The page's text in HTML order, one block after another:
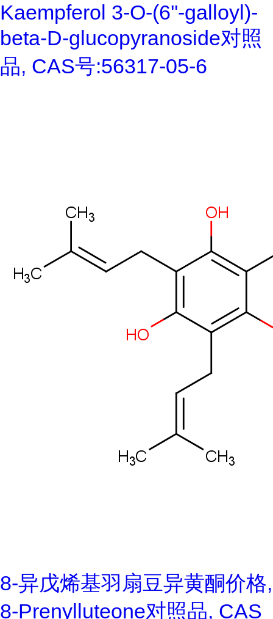
Kaempferol 3-O-(6''-galloyl)-
beta-D-glucopyranoside对照
品, CAS号:56317-05-6
8-异戊烯基羽扇豆异黄酮价格,
8-Prenylluteone对照品, CAS